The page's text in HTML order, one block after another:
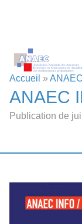
Accueil »
ANAEC
Publication de